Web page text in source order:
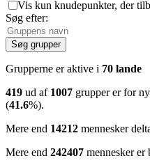
Vis kun knudepunkter, der
Søg efter:
Grupperne er aktive i 70 lande
419 ud af 1007 grupper er for
(41.6%).
Mere end 14212 mennesker
Mere end 242407 mennesker er